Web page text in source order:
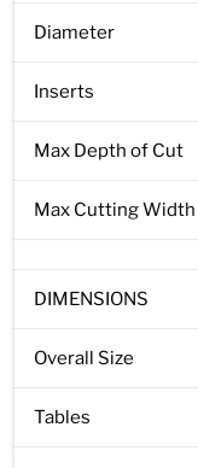
Diameter
Inserts
Max Depth of Cut
Max Cutting Width
DIMENSIONS
Overall Size
Tables